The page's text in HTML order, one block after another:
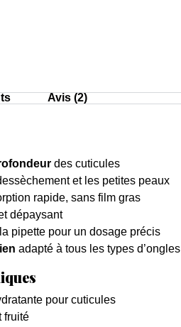
Avis (2)
des cuticules
et les petites peaux
rapide, sans film gras
dépaysant
pipette pour un dosage précis
adapté à tous les types d’ongles
pour cuticules
fruité